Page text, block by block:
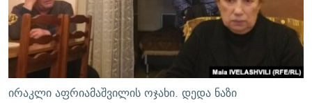
ირაკლი აფრიამაშვილის ოჯახი. დედა ნაზი